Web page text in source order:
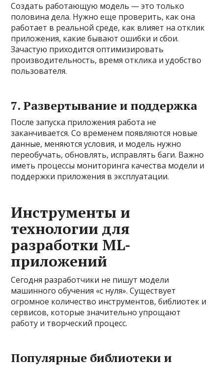
Создать работающую модель — это только
половина дела. Нужно еще проверить, как она
работает в реальной среде, как влияет на отклик
приложения, какие бывают ошибки и сбои.
Зачастую приходится оптимизировать
производительность, время отклика и удобство
пользователя.
7. Развертывание и поддержка
После запуска приложения работа не
заканчивается. Со временем появляются новые
данные, меняются условия, и модель нужно
переобучать, обновлять, исправлять баги. Важно
иметь процессы мониторинга качества модели и
поддержки приложения в эксплуатации.
Инструменты и
технологии для
разработки ML-
приложений
Сегодня разработчики не пишут модели
машинного обучения «с нуля». Существует
огромное количество инструментов, библиотек и
сервисов, которые значительно упрощают
работу и творческий процесс.
Популярные библиотеки и